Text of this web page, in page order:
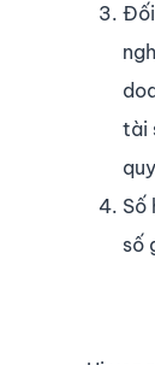
Đối
tài
Số
số